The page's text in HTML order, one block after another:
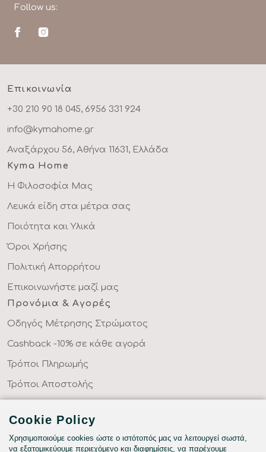
Follow us:
Επικοινωνία
+30 210 90 18 045, 6956 331 924
info@kymahome.gr
Αναξάρχου 56, Αθήνα 11631, Ελλάδα
Kyma Home
Η Φιλοσοφία Μας
Λευκά είδη στα μέτρα σας
Ποιότητα και Υλικά
Όροι Χρήσης
Πολιτική Απορρήτου
Επικοινωνήστε μαζί μας
Προνόμια & Αγορές
Οδηγός Μέτρησης Στρώματος
Cashback -10% σε κάθε αγορά
Τρόποι Πληρωμής
Τρόποι Αποστολής
Συχνές Ερωτήσεις
Κατηγορίες
Cookie Policy
Χρησιμοποιούμε cookies ώστε ο ιστότοπός μας να λειτουργεί σωστά,
να εξατομικεύουμε περιεχόμενο και διαφημίσεις, να παρέχουμε